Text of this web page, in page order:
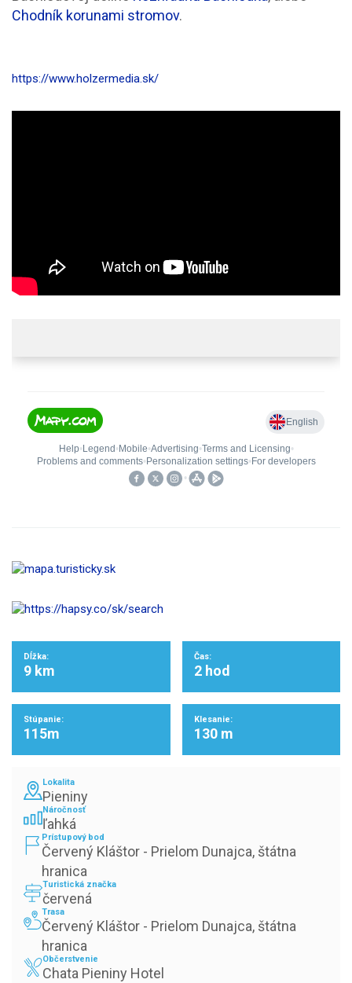
Chodník korunami stromov.
https://www.holzermedia.sk/
Dĺžka:
9 km
Čas:
2 hod
Stúpanie:
115m
Klesanie:
130 m
Lokalita
Pieniny
Náročnosť
ľahká
Prístupový bod
Červený Kláštor - Prielom Dunajca, štátna
hranica
Turistická značka
červená
Trasa
Červený Kláštor - Prielom Dunajca, štátna
hranica
Občerstvenie
Chata Pieniny Hotel